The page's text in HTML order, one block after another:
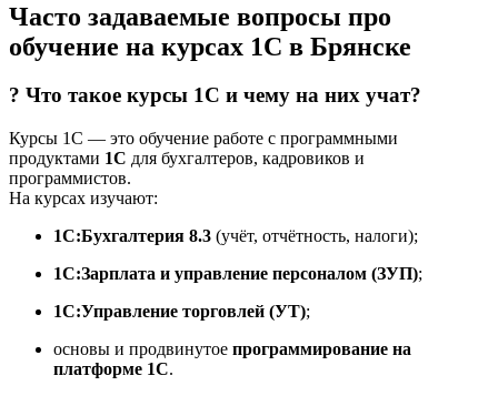
Часто задаваемые вопросы про
обучение на курсах 1С в Брянске
? Что такое курсы 1С и чему на них учат?
Курсы 1С — это обучение работе с программными
продуктами 1С для бухгалтеров, кадровиков и
программистов.
На курсах изучают:
1С:Бухгалтерия 8.3 (учёт, отчётность, налоги);
1С:Зарплата и управление персоналом (ЗУП);
1С:Управление торговлей (УТ);
основы и продвинутое программирование на
платформе 1С.